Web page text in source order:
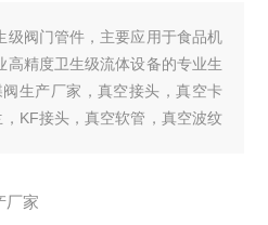
级阀门管件，主要应用于食品机
精度卫生级流体设备的专业生
生产厂家，真空接头，真空卡
KF接头，真空软管，真空波纹
厂家